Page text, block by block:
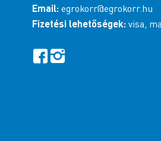
Email: egrokorr@egrokorr.hu
Fizetési lehetőségek: visa,